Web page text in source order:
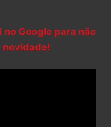
Google para não
novidade!